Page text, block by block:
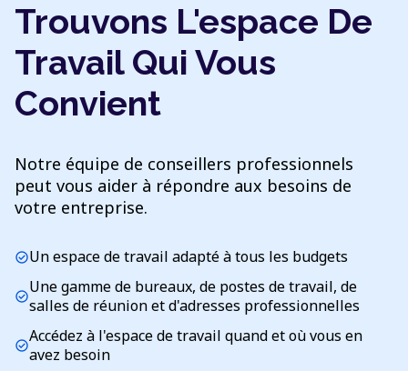
Trouvons L'espace De
Travail Qui Vous
Convient
Notre équipe de conseillers professionnels
peut vous aider à répondre aux besoins de
votre entreprise.
check_circleUn espace de travail adapté à tous les budgets
check_circleUne gamme de bureaux, de postes de travail, de
salles de réunion et d'adresses professionnelles
check_circleAccédez à l'espace de travail quand et où vous en
avez besoin